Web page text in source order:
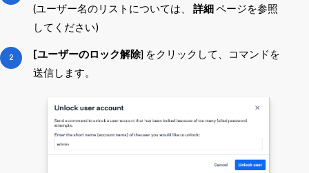
(ユーザー名のリストについては、 詳細ページを参照
してください)
[ユーザーのロック解除] をクリックして、コマンドを
送信します。